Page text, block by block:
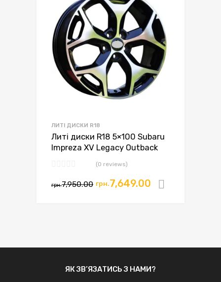
ЛИТІ ДИСКИ R18
Литі диски R18 5×100 Subaru
Impreza XV Legacy Outback
(0 reviews)
грн.7,950.00 грн.7,649.00
ЯК ЗВ’ЯЗАТИСЬ З НАМИ?